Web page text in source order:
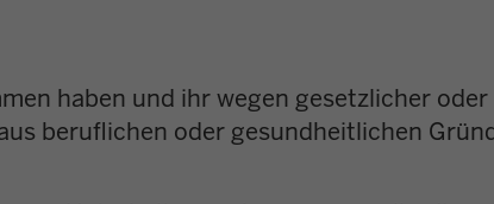
haben und ihr wegen gesetzlicher oder
beruflichen oder gesundheitlichen